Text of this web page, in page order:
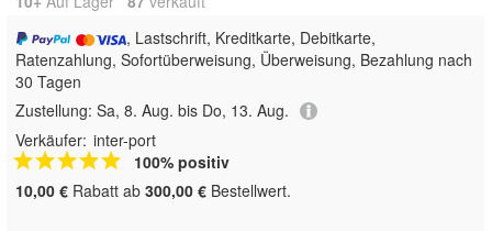
, Lastschrift, Kreditkarte, Debitkarte,
Ratenzahlung, Sofortüberweisung, Überweisung, Bezahlung nach
30 Tagen
Zustellung: Sa, 8. Aug. bis Do, 13. Aug.
Verkäufer: inter-port
100% positiv
10,00 € Rabatt ab 300,00 € Bestellwert.